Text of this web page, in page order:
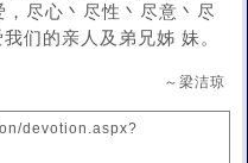
尽心丶尽性丶尽意丶尽
们的亲人及弟兄姊 妹。
～梁洁琼
devotion.aspx?